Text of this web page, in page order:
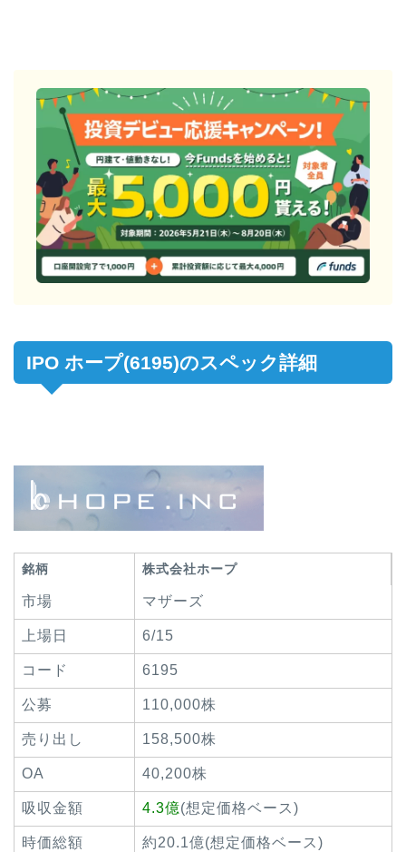
IPO ホープ(6195)のスペック詳細
銘柄 株式会社ホープ
市場 マザーズ
上場日 6/15
コード 6195
公募 110,000株
売り出し 158,500株
OA 40,200株
吸収金額 4.3億(想定価格ベース)
時価総額 約20.1億(想定価格ベース)